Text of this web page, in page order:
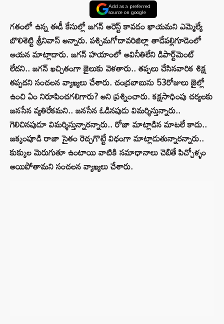
Add as a preferred
source on google
గతంలో ఉన్న ఈడీ కేసుల్లో జగన్ అరెస్ట్ కావడం ఖాయమని ఎమ్మెల్యే
బొలిశెట్టి శ్రీనివాస్ అన్నారు. పశ్చిమగోదావరిజిల్లా తాడేపల్లిగూడెంలో
ఆయన మాట్లాడారు. జగన్ హయాంలో అవినీతిలేని డిపార్ట్‌మెంట్
లేదని.. జగన్ ఖచ్చితంగా జైలుకు వెళతారు.. తప్పలు చేసినవారిక శిక్ష
తప్పదని సంచలన వ్యాఖ్యలు చేశారు. చంద్రబాబును 53రోజులు జైల్లో
ఉంచి ఏం నిరూపించగలిగారు? అని ప్రశ్నించారు. కక్షసాధింపు చర్యలకు
జనసేన వ్యతిరేకమని.. జనసేన ఓడినపుడు విమర్శిస్తున్నారు..
గెలిచినపుడూ విమర్శిస్తున్నారన్నారు.. రోజా మాట్లాడిన మాటలే కాదు..
జక్కంపూడి రాజా సైతం రెచ్చగొట్టే విధంగా మాట్లాడుతున్నారన్నారు..
కుక్కుల మెరుగుతూ ఉంటాయి వాటికి సమాధానాలు చెబితే పిచ్చోళ్ళం
అయిపోతామని సంచలన వ్యాఖ్యలు చేశారు.